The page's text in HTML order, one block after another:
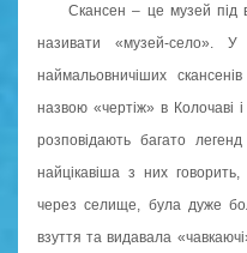
Скансен – це музей під
називати
«музей-село».
наймальовничіших
назвою «чертіж» в Колочаві
розповідають багато
найцікавіша з них
через селище, була дуже
взуття та видавала